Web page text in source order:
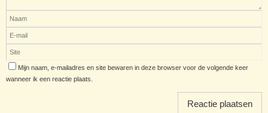
Mijn naam, e-mailadres en site bewaren in deze browser voor de volgende keer
wanneer ik een reactie plaats.